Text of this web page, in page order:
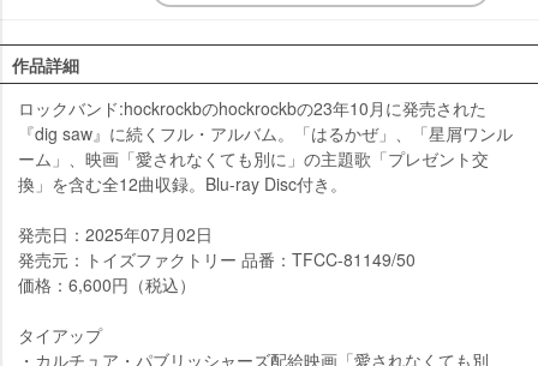
作品詳細
ロックバンド:hockrockbのhockrockbの23年10月に発売された
『dig saw』に続くフル・アルバム。「はるかぜ」、「星屑ワンル
ーム」、映画「愛されなくても別に」の主題歌「プレゼント交
換」を含む全12曲収録。Blu-ray Disc付き。
発売日：2025年07月02日
発売元：トイズファクトリー 品番：TFCC-81149/50
価格：6,600円（税込）
タイアップ
・カルチュア・パブリッシャーズ配給映画「愛されなくても別